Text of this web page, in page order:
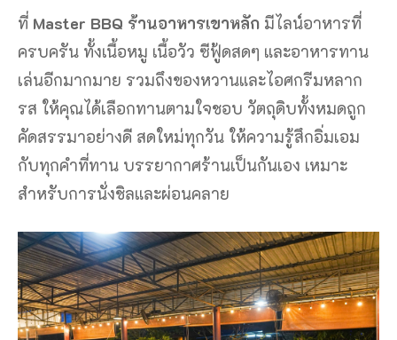
ที่ Master BBQ ร้านอาหารเขาหลัก มีไลน์อาหารที่
ครบครัน ทั้งเนื้อหมู เนื้อวัว ซีฟู้ดสดๆ และอาหารทาน
เล่นอีกมากมาย รวมถึงของหวานและไอศกรีมหลาก
รส ให้คุณได้เลือกทานตามใจชอบ วัตถุดิบทั้งหมดถูก
คัดสรรมาอย่างดี สดใหม่ทุกวัน ให้ความรู้สึกอิ่มเอม
กับทุกคำที่ทาน บรรยากาศร้านเป็นกันเอง เหมาะ
สำหรับการนั่งชิลและผ่อนคลาย